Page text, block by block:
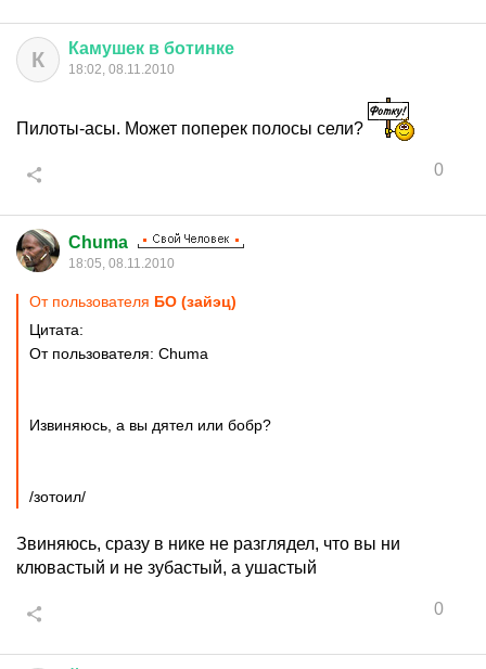
К Камушек в ботинке
18:02, 08.11.2010
Пилоты-асы. Может поперек полосы сели?
0
Chuma
18:05, 08.11.2010
От пользователя БО (зайэц)
Цитата:
От пользователя: Chuma
Извиняюсь, а вы дятел или бобр?
/зотоил/
Звиняюсь, сразу в нике не разглядел, что вы ни
клювастый и не зубастый, а ушастый
0